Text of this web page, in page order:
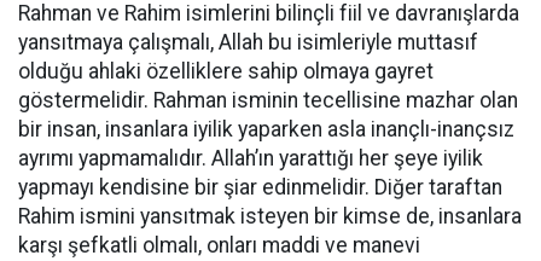
Rahman ve Rahim isimlerini bilinçli fiil ve davranışlarda
yansıtmaya çalışmalı, Allah bu isimleriyle muttasıf
olduğu ahlaki özelliklere sahip olmaya gayret
göstermelidir. Rahman isminin tecellisine mazhar olan
bir insan, insanlara iyilik yaparken asla inançlı-inançsız
ayrımı yapmamalıdır. Allah’ın yarattığı her şeye iyilik
yapmayı kendisine bir şiar edinmelidir. Diğer taraftan
Rahim ismini yansıtmak isteyen bir kimse de, insanlara
karşı şefkatli olmalı, onları maddi ve manevi